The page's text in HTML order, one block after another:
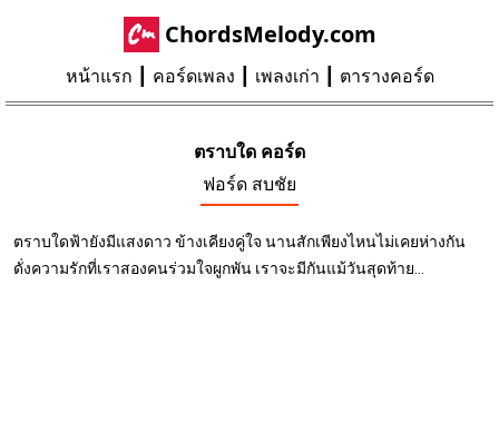
ChordsMelody.com
หน้าแรก คอร์ดเพลง เพลงเก่า ตารางคอร์ด
ตราบใด คอร์ด
ฟอร์ด สบชัย
ตราบใดฟ้ายังมีแสงดาว ข้างเคียงคู่ใจ นานสักเพียงไหนไม่เคยห่างกัน
ดั่งความรักที่เราสองคนร่วมใจผูกพัน เราจะมีกันแม้วันสุดท้าย...